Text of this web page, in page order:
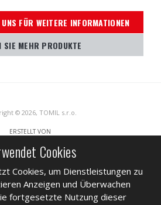
FÜR WEITERE INFORMATIONEN
SIE MEHR PRODUKTE
© 2026, TOMIL s.r.o.
ERSTELLT VON
reCAPTCHA geschützt und es gelten die
und Nutzungsbedingungen von Google.
Cookies
Cookies, um Dienstleistungen zu
Anzeigen und Überwachen
fortgesetzte Nutzung dieser